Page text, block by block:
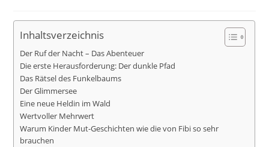
Inhaltsverzeichnis
Der Ruf der Nacht – Das Abenteuer
Die erste Herausforderung: Der dunkle Pfad
Das Rätsel des Funkelbaums
Der Glimmersee
Eine neue Heldin im Wald
Wertvoller Mehrwert
Warum Kinder Mut-Geschichten wie die von Fibi so sehr
brauchen